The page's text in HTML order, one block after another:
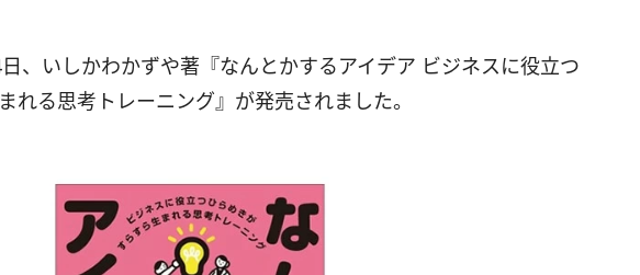
、いしかわかずや著『なんとかするアイデア ビジネスに役立つ
れる思考トレーニング』が発売されました。